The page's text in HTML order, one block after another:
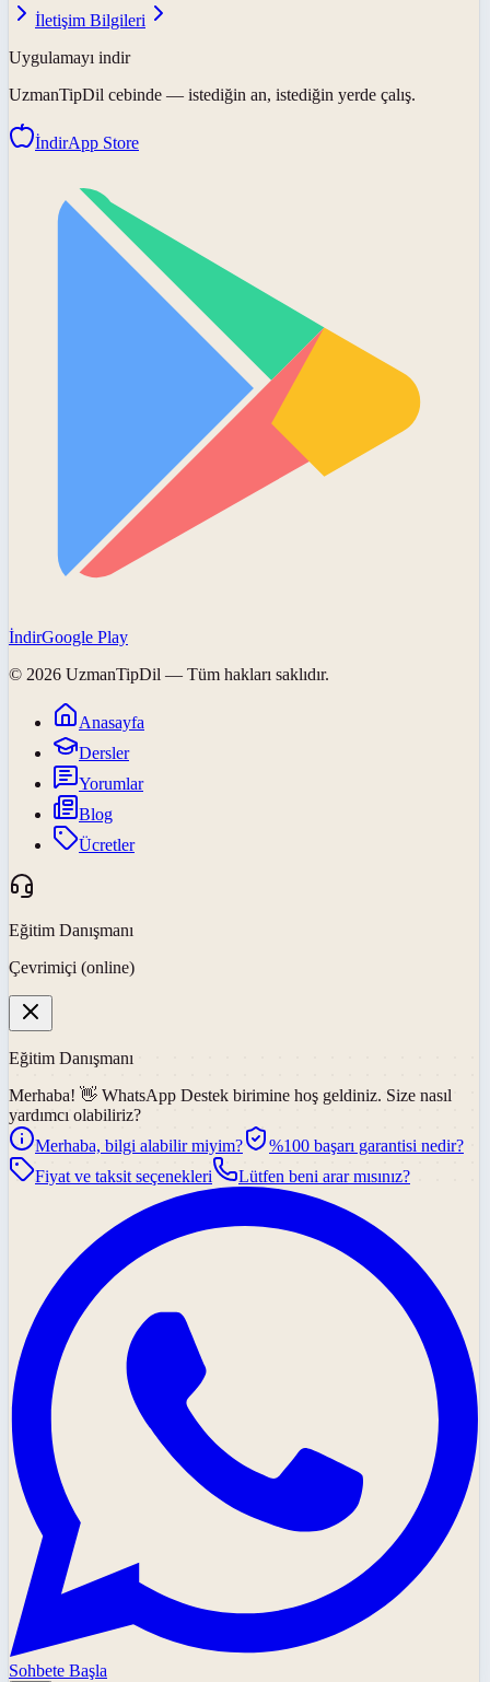
İletişim Bilgileri
Uygulamayı indir
UzmanTipDil cebinde — istediğin an, istediğin yerde çalış.
İndirApp Store
İndirGoogle Play
© 2026 UzmanTipDil — Tüm hakları saklıdır.
Anasayfa
Dersler
Yorumlar
Blog
Ücretler
Eğitim Danışmanı
Çevrimiçi (online)
Eğitim Danışmanı
Merhaba! 👋 WhatsApp Destek birimine hoş geldiniz. Size nasıl
yardımcı olabiliriz?
Merhaba, bilgi alabilir miyim?
%100 başarı garantisi nedir?
Fiyat ve taksit seçenekleri
Lütfen beni arar mısınız?
Sohbete Başla